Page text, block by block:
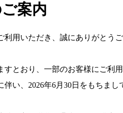
案内
用いただき、誠にありがとうご
すとおり、一部のお客様にご利
伴い、2026年6月30日をもちま